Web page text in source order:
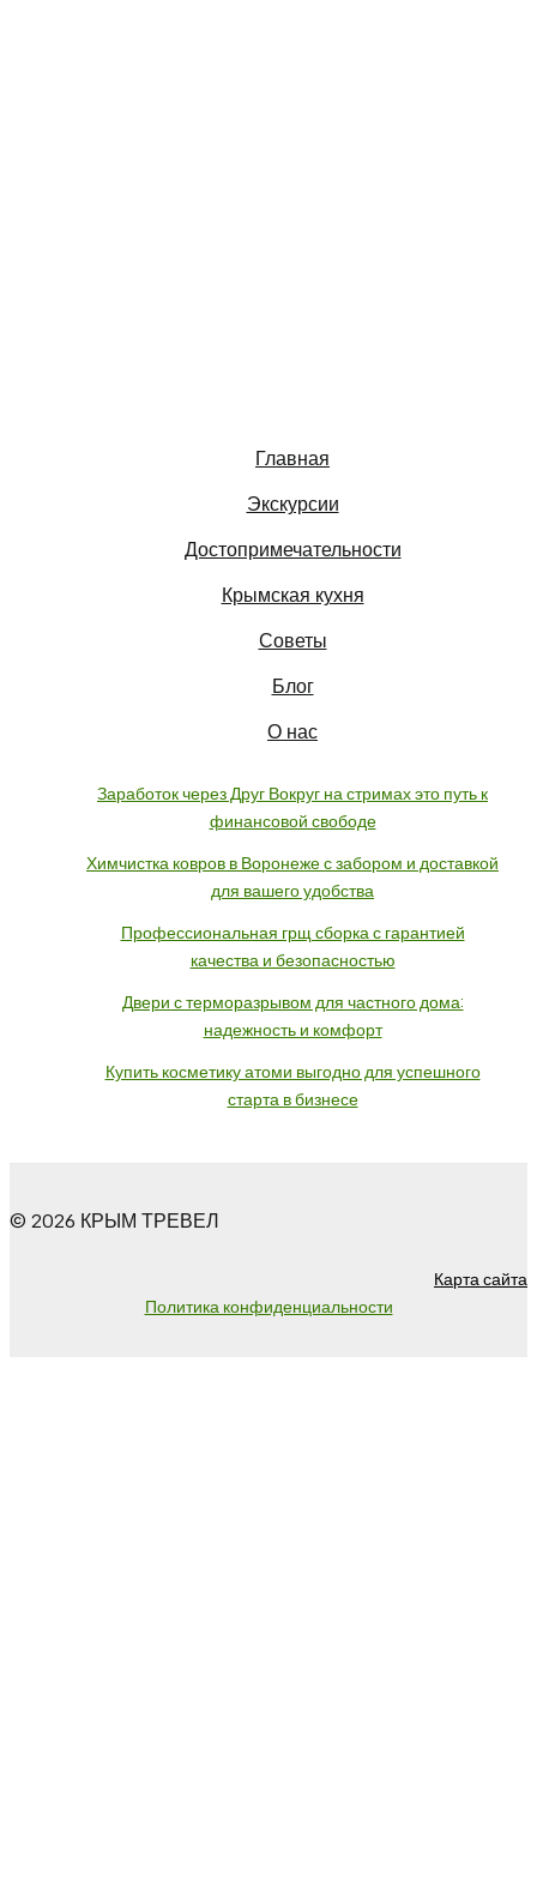
Главная
Экскурсии
Достопримечательности
Крымская кухня
Советы
Блог
О нас
Заработок через Друг Вокруг на стримах это путь к
финансовой свободе
Химчистка ковров в Воронеже с забором и доставкой
для вашего удобства
Профессиональная грщ сборка с гарантией
качества и безопасностью
Двери с терморазрывом для частного дома:
надежность и комфорт
Купить косметику атоми выгодно для успешного
старта в бизнесе
© 2026 КРЫМ ТРЕВЕЛ
Карта сайта
Политика конфиденциальности